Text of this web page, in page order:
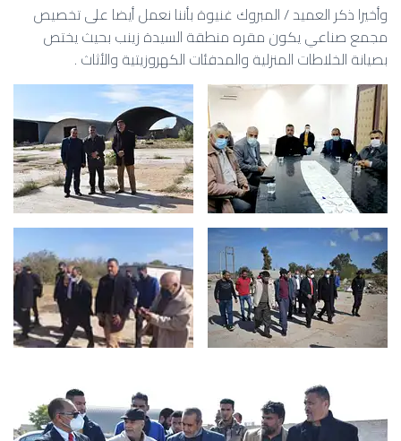
وأخيرا ذكر العميد / المبروك غنيوة بأننا نعمل أيضا على تخصيص
مجمع صناعي يكون مقره منطقة السيدة زينب بحيث يختص
بصيانة الخلاطات المنزلية والمدفئات الكهروزيتية والأثاث .